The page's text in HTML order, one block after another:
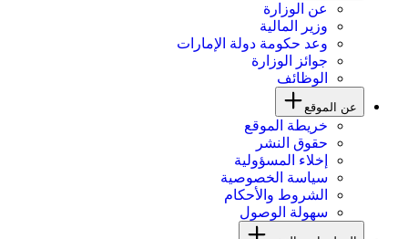
عن الوزارة
وزير المالية
وعد حكومة دولة الإمارات
جوائز الوزارة
الوظائف
عن الموقع
خريطة الموقع
حقوق النشر
إخلاء المسؤولية
سياسة الخصوصية
الشروط والأحكام
سهولة الوصول